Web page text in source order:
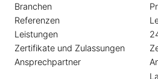
Branchen
Referenzen
Leistungen
Zertifikate und Zulassungen
Ansprechpartner